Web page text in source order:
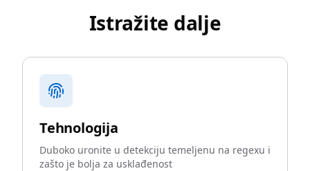
Istražite dalje
Tehnologija
Duboko uronite u detekciju temeljenu na regexu i
zašto je bolja za usklađenost